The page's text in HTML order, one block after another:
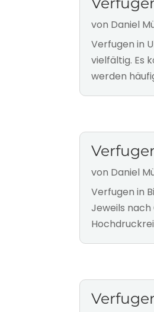
von Daniel
Verfugen in
vielfältig. Es
werden
von Daniel
Verfugen in
Jeweils